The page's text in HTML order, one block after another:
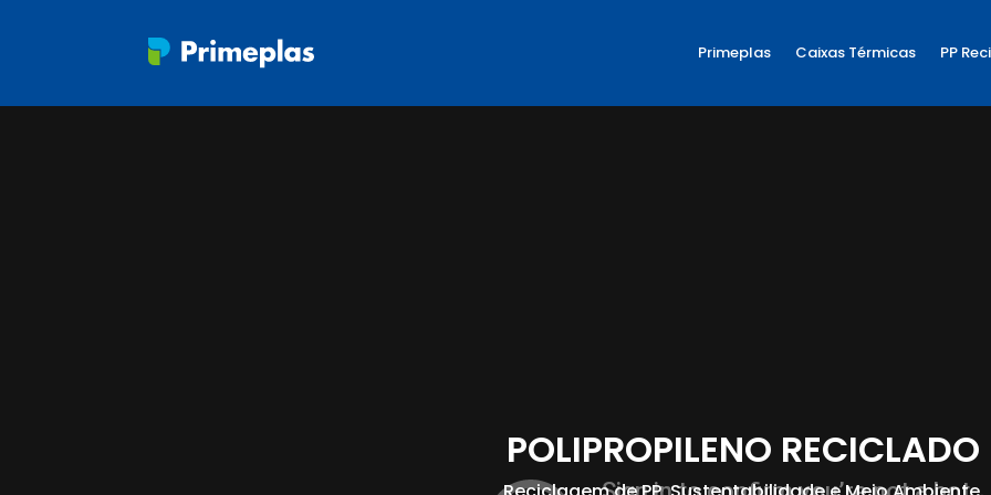
Primeplas Caixas Térmicas PP
POLIPROPILENO RECICLADO